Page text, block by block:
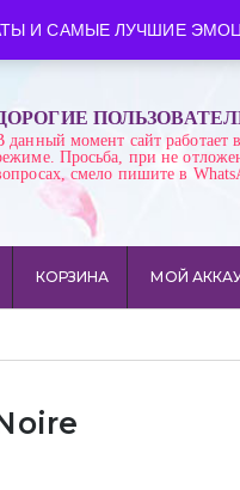
И САМЫЕ ЛУЧШИЕ
данный момент сайт работает
Просьба, при не
смело пишите в
КОРЗИНА МОЙ